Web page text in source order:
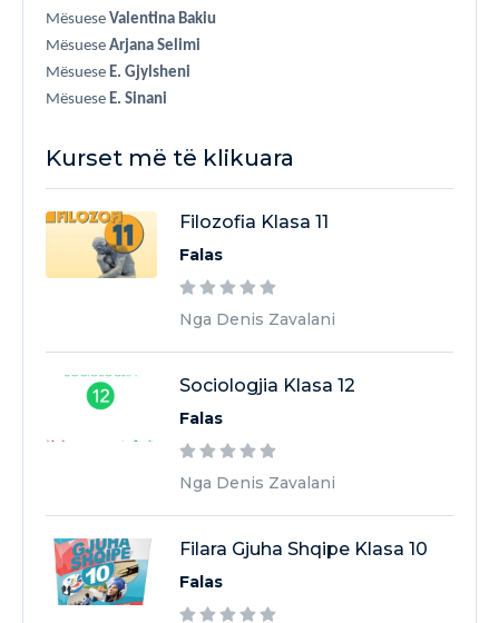
Mësuese Valentina Bakiu
Mësuese Arjana Selimi
Mësuese E. Gjylsheni
Mësuese E. Sinani
Kurset më të klikuara
Filozofia Klasa 11
Falas
Nga Denis Zavalani
Sociologjia Klasa 12
Falas
Nga Denis Zavalani
Filara Gjuha Shqipe Klasa 10
Falas